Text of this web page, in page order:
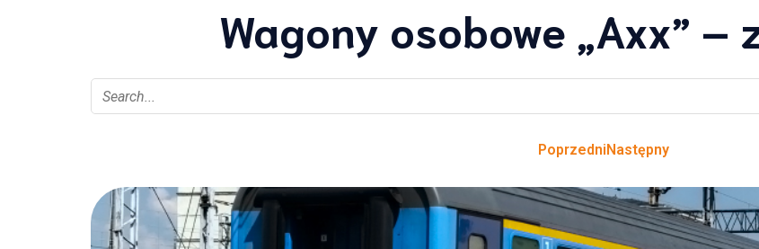
Wagony osobowe „Axx” –
PoprzedniNastępny